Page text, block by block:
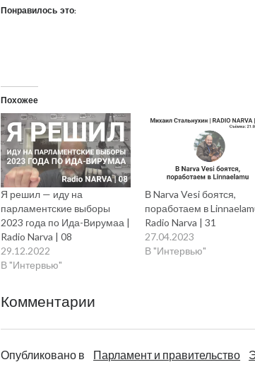
Понравилось это:
Похожее
Я решил — иду на
парламентские выборы
2023 года по Ида-Вирумаа |
Radio Narva | 08
29.12.2022
В "Интервью"
В Narva Vesi боятся,
поработаем в
Radio Narva | 31
27.04.2023
В "Интервью"
Комментарии
Опубликовано в Парламент и правительство